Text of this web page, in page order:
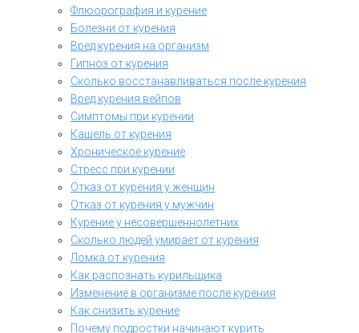
Флюорография и курение
Болезни от курения
Вред курения на организм
Гипноз от курения
Сколько восстанавливаться после курения
Вред курения вейпов
Симптомы при курении
Кашель от курения
Хроническое курение
Стресс при курении
Отказ от курения у женщин
Отказ от курения у мужчин
Курение у несовершеннолетних
Сколько людей умирает от курения
Ломка от курения
Как распознать курильщика
Изменение в организме после курения
Как снизить курение
Почему подростки начинают курить